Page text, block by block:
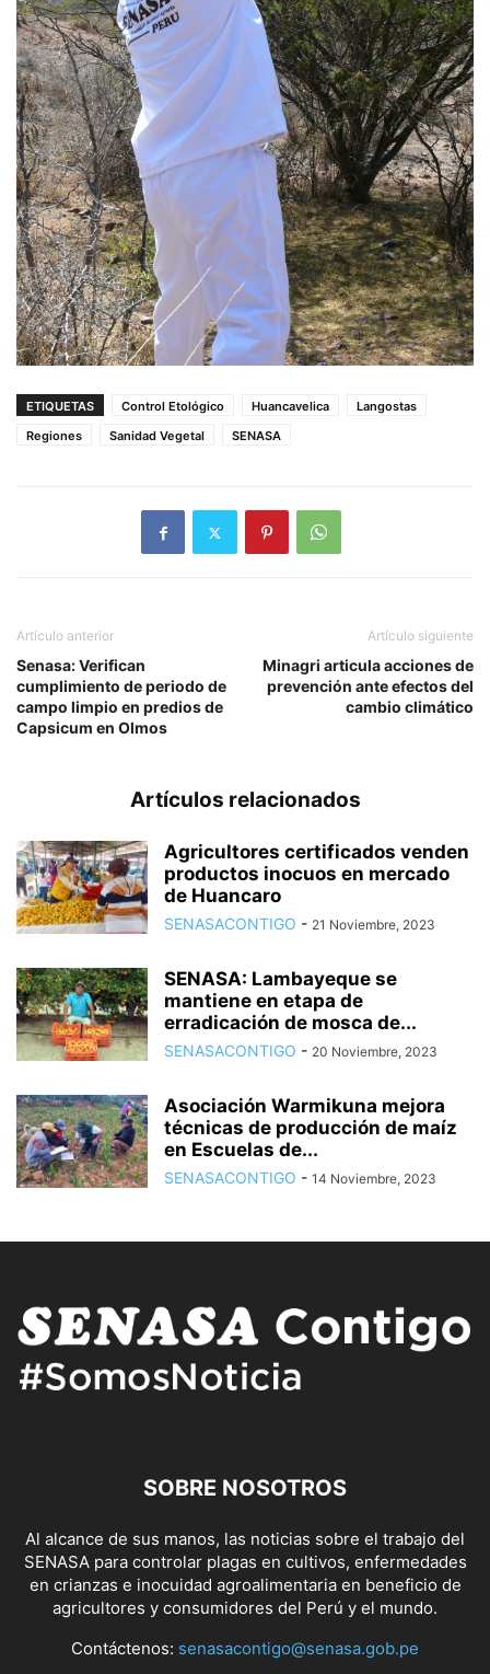
ETIQUETAS Control Etológico Huancavelica
Langostas
Regiones
Sanidad Vegetal SENASA
Artículo anterior
Senasa: Verifican
cumplimiento de periodo de
campo limpio en predios de
Capsicum en Olmos
Artículo siguiente
Minagri articula acciones de
prevención ante efectos del
cambio climático
Artículos relacionados
Agricultores certificados venden
productos inocuos en mercado
de Huancaro
SENASACONTIGO - 21 Noviembre, 2023
SENASA: Lambayeque se
mantiene en etapa de
erradicación de mosca de...
SENASACONTIGO - 20 Noviembre, 2023
Asociación Warmikuna mejora
técnicas de producción de maíz
en Escuelas de...
SENASACONTIGO - 14 Noviembre, 2023
SOBRE NOSOTROS
Al alcance de sus manos, las noticias sobre el trabajo del
SENASA para controlar plagas en cultivos, enfermedades
en crianzas e inocuidad agroalimentaria en beneficio de
agricultores y consumidores del Perú y el mundo.
Contáctenos: senasacontigo@senasa.gob.pe